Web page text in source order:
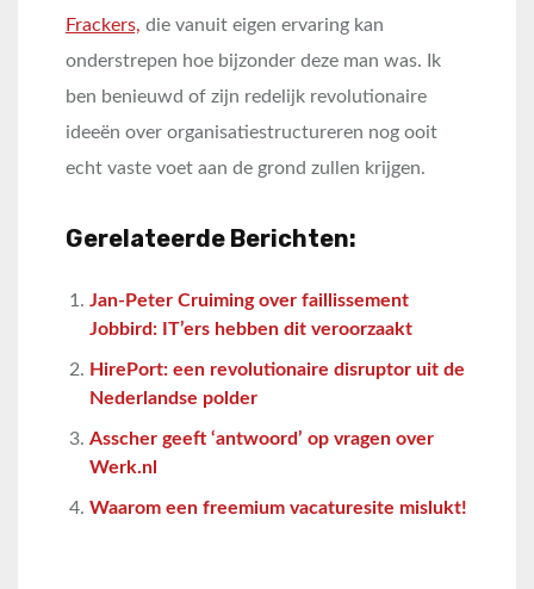
Frackers, die vanuit eigen ervaring kan
onderstrepen hoe bijzonder deze man was. Ik
ben benieuwd of zijn redelijk revolutionaire
ideeën over organisatiestructureren nog ooit
echt vaste voet aan de grond zullen krijgen.
Gerelateerde Berichten:
Jan-Peter Cruiming over faillissement
Jobbird: IT’ers hebben dit veroorzaakt
HirePort: een revolutionaire disruptor uit de
Nederlandse polder
Asscher geeft ‘antwoord’ op vragen over
Werk.nl
Waarom een freemium vacaturesite mislukt!